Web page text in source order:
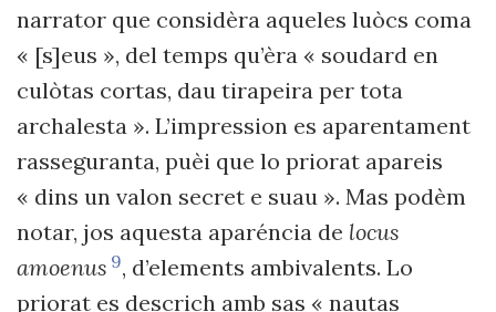
narrator que considèra aqueles luòcs coma
« [s]eus », del temps qu’èra « soudard en
culòtas cortas, dau tirapeira per tota
archalesta ». L’impression es aparentament
rasseguranta, puèi que lo priorat apareis
« dins un valon secret e suau ». Mas podèm
notar, jos aquesta aparéncia de locus
amoenus 9, d’elements ambivalents. Lo
priorat es descrich amb sas « nautas